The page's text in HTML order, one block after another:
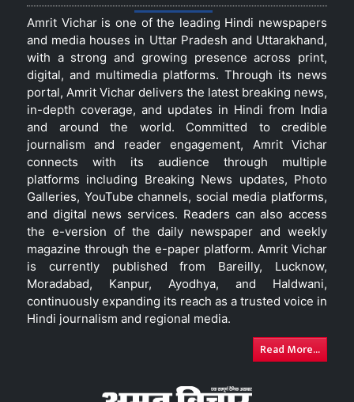
Amrit Vichar is one of the leading Hindi newspapers
and media houses in Uttar Pradesh and Uttarakhand,
with a strong and growing presence across print,
digital, and multimedia platforms. Through its news
portal, Amrit Vichar delivers the latest breaking news,
in-depth coverage, and updates in Hindi from India
and around the world. Committed to credible
journalism and reader engagement, Amrit Vichar
connects with its audience through multiple
platforms including Breaking News updates, Photo
Galleries, YouTube channels, social media platforms,
and digital news services. Readers can also access
the e-version of the daily newspaper and weekly
magazine through the e-paper platform. Amrit Vichar
is currently published from Bareilly, Lucknow,
Moradabad, Kanpur, Ayodhya, and Haldwani,
continuously expanding its reach as a trusted voice in
Hindi journalism and regional media.
Read More...